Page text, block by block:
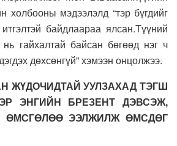
холбооны мэдээлэлд “тэр бүгдийг
байдлаараа ялсан.Түүний
гайхалтай байсан бөгөөд нэг ч
дөхсөнгүй” хэмээн онцолжээ.
ЖҮДОЧИДТАЙ УУЛЗАХАД ТЭГШ
ЭНГИЙН БРЕЗЕНТ ДЭВСЭЖ,
ӨМСГӨЛӨӨ ЭЭЛЖИЛЖ ӨМСДӨГ